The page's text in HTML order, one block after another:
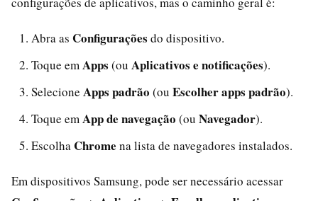
Abra as Configurações do dispositivo.
Toque em Apps (ou Aplicativos e notificações).
Selecione Apps padrão (ou Escolher apps padrão).
Toque em App de navegação (ou Navegador).
Escolha Chrome na lista de navegadores instalados.
Em dispositivos Samsung, pode ser necessário acessar